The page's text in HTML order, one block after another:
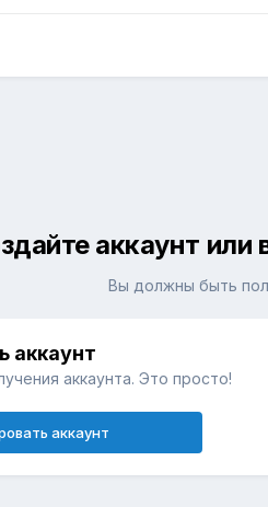
аккаунт или
Вы должны быть
аккаунт
аккаунта. Это просто!
аккаунт